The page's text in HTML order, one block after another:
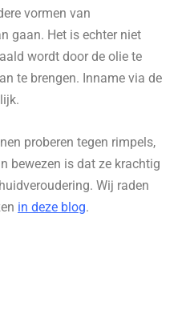
vormen van
gaan. Het is echter niet
wordt door de olie te
te brengen. Inname via de
proberen tegen rimpels,
bewezen is dat ze krachtig
Wij raden
in deze blog.